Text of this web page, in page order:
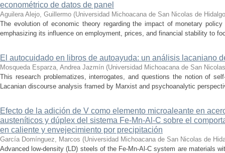
econométrico de datos de panel
Aguilera Alejo, Guillermo (Universidad Michoacana de San Nicolas de Hidalgo
The evolution of economic theory regarding the impact of monetary
emphasizing its influence on employment, prices, and financial stability to
El autocuidado en libros de autoayuda: un análisis lacaniano
Mosqueda Esparza, Andrea Jazmín (Universidad Michoacana de San
This research problematizes, interrogates, and questions the notion of
Lacanian discourse analysis framed by Marxist and psychoanalytic
Efecto de la adición de V como elemento microaleante en
austeníticos y dúplex del sistema Fe-Mn-Al-C sobre el
en caliente y envejecimiento por precipitación
García Domínguez, Marcos (Universidad Michoacana de San Nicolas de
Advanced low-density (LD) steels of the Fe-Mn-Al-C system are materials